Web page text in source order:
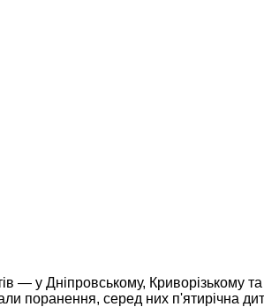
— у Дніпровському,
поранення, серед них п'ятирічна